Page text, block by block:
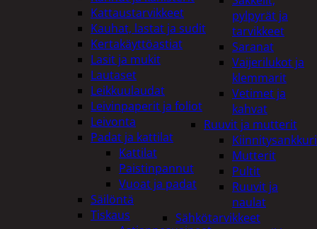
pylpyrät ja
tarvikkeet
Saranat
Vaijerilukot ja
klemmarit
Vetimet ja
kahvat
Ruuvit ja mutterit
Mutterit
Pultit
Ruuvit ja
naulat
Sähkötarvikkeet
Kattaustarvikkeet
Kauhat, lastat ja sudit
Kertakäyttöastiat
Lasit ja mukit
Lautaset
Leikkuulaudat
Leivinpaperit ja foliot
Leivonta
Padat ja kattilat
Kattilat
Paistinpannut
Vuoat ja padat
Säilöntä
Tiskaus